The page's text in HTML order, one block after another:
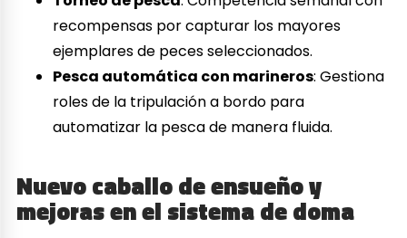
recompensas por capturar los mayores
ejemplares de peces seleccionados.
Pesca automática con marineros: Gestiona
roles de la tripulación a bordo para
automatizar la pesca de manera fluida.
Nuevo caballo de ensueño y
mejoras en el sistema de doma